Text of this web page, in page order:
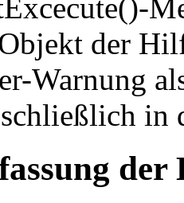
der
Warnung
in
der